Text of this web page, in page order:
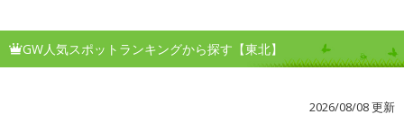
GW人気スポットランキングから探す【東北】
2026/08/08 更新